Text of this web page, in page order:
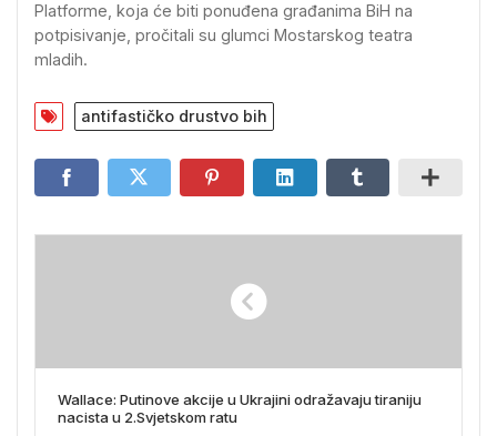
Platforme, koja će biti ponuđena građanima BiH na
potpisivanje, pročitali su glumci Mostarskog teatra
mladih.
antifastičko drustvo bih
Wallace: Putinove akcije u Ukrajini odražavaju tiraniju
nacista u 2.Svjetskom ratu